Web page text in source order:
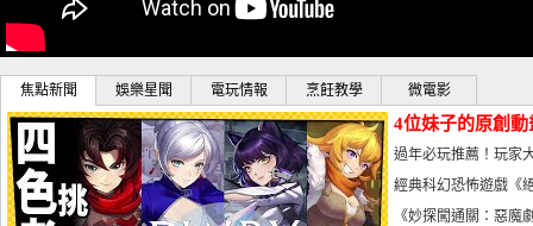
焦點新聞 娛樂星聞 電玩情報 烹飪教學 微電影
4位妹子的原創
曝光_電玩宅速配
過年必玩推薦！玩家
宅速配20230126
經典科幻恐怖遊戲《
懼體驗-電玩宅速配
《妙探闖通關：惡